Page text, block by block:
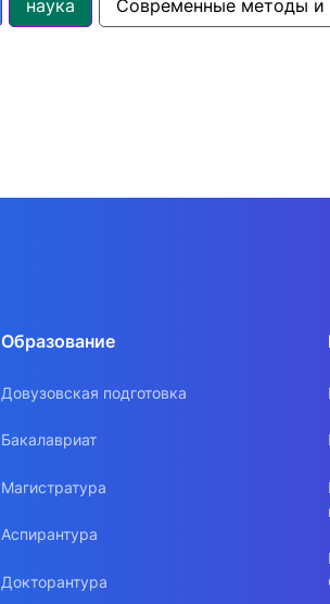
наука Современные методы и
Образование
Довузовская подготовка
Бакалавриат
Магистратура
Аспирантура
Докторантура